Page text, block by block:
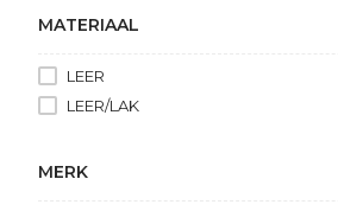
MATERIAAL
LEER
LEER/LAK
MERK